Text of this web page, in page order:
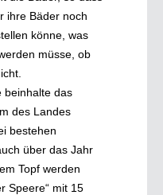
ihre Bäder noch
könne, was
müsse, ob
beinhalte das
des Landes
bestehen
über das Jahr
Topf werden
Speere“ mit 15